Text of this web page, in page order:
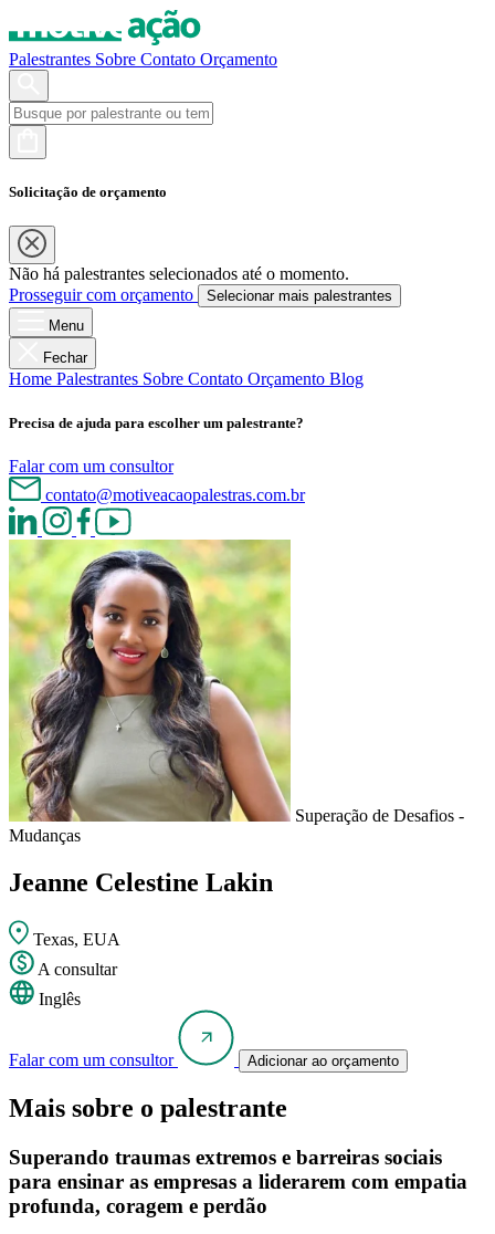
Palestrantes Sobre Contato Orçamento
Solicitação de orçamento
Não há palestrantes selecionados até o momento.
Prosseguir com orçamento
Selecionar mais palestrantes
Menu
Fechar
Home Palestrantes Sobre Contato Orçamento Blog
Precisa de ajuda para escolher um palestrante?
Falar com um consultor
contato@motiveacaopalestras.com.br
Superação de Desafios -
Mudanças
Jeanne Celestine Lakin
Texas, EUA
A consultar
Inglês
Falar com um consultor Adicionar ao orçamento
Mais sobre o palestrante
Superando traumas extremos e barreiras sociais
para ensinar as empresas a liderarem com empatia
profunda, coragem e perdão